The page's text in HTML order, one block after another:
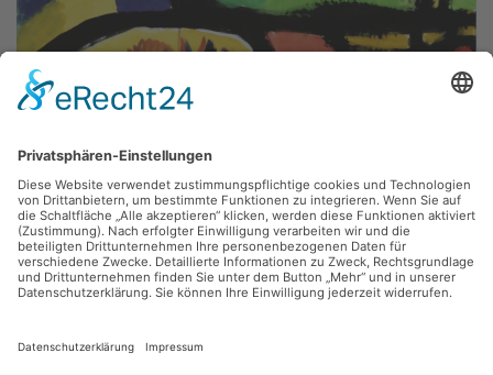
Fritz Keller,An den Feldern
1988, Gouache, 75 x 100 cm, Inv.: A-01270
zurück
Bitte schreiben Sie an sammlung@kunsthuette.de